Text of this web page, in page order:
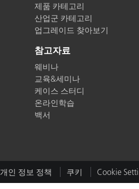
제품 카테고리
산업군 카테고리
업그레이드 찾아보기
참고자료
웨비나
교육&세미나
케이스 스터디
온라인학습
백서
개인 정보 정책 쿠키 Cookie